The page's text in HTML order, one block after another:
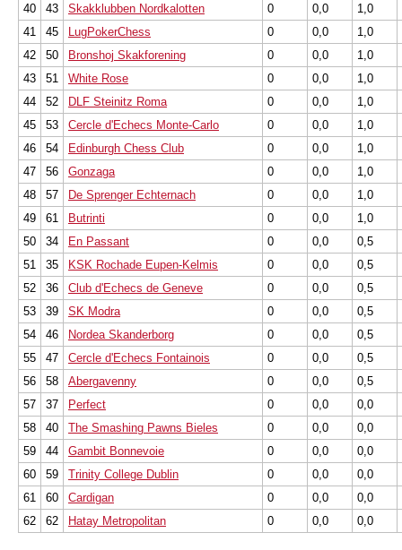
40
43 Skakklubben Nordkalotten 0 0,0
1,0
41
45 LugPokerChess 0 0,0
1,0
42
50 Bronshoj Skakforening 0 0,0
1,0
43
51 White Rose 0 0,0
1,0
44
52 DLF Steinitz Roma 0 0,0
1,0
45
53 Cercle d'Echecs Monte-Carlo 0 0,0
1,0
46
54 Edinburgh Chess Club 0 0,0
1,0
47
56 Gonzaga 0 0,0
1,0
48
57 De Sprenger Echternach 0 0,0
1,0
49
61 Butrinti 0 0,0
1,0
50
34 En Passant 0 0,0
0,5
51
35 KSK Rochade Eupen-Kelmis 0 0,0
0,5
52
36 Club d'Echecs de Geneve 0 0,0
0,5
53
39 SK Modra 0 0,0
0,5
54
46 Nordea Skanderborg 0 0,0
0,5
55
47 Cercle d'Echecs Fontainois 0 0,0
0,5
56
58 Abergavenny 0 0,0
0,5
57
37 Perfect 0 0,0
0,0
58
40 The Smashing Pawns Bieles 0 0,0
0,0
59
44 Gambit Bonnevoie 0 0,0
0,0
60
59 Trinity College Dublin 0 0,0
0,0
61
60 Cardigan 0 0,0
0,0
62
62 Hatay Metropolitan 0 0,0 0,0